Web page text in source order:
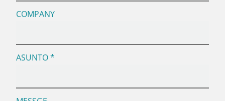
COMPANY
ASUNTO *